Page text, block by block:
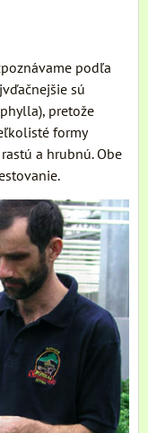
podľa
sú
pretože
formy
a hrubnú. Obe